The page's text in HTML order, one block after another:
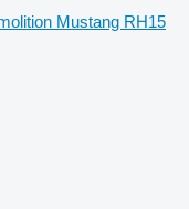
Mustang RH15